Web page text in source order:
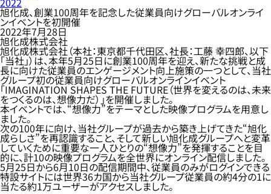
旭化成、創業100周年を記念した従業員向けグローバルオンライ
ンイベントを初開催
2022年7月28日
旭化成株式会社
旭化成株式会社（本社：東京都千代田区、社長：工藤 幸四郎、以下
「当社」）は、本年5月25日に創業100周年を迎え、新たな挑戦と成
長に向けた従業員のエンゲージメント向上施策の一つとして、当社
グループ初の従業員向けグローバルオンラインイベント
「IMAGINATION SHAPES THE FUTURE（世界を変えるのは、未来
をつくるのは、想像力だ）」を開催しました。
本イベントでは、“想像力”をテーマとした映像プログラムを用意し
ました。
次の100年に向け、当社グループが過去から築き上げてきた“旭化
成らしさ”を再認識すること、そして新しい旭化成グループへと変革
していくために重要な一人ひとりの“想像力”を発揮することを目
的に、計10の映像プログラムを全世界にオンライン配信しました。
5月25日から6月10日の配信期間中、従業員のみがログインできる
特設サイトには世界36カ国から当社グループ従業員の約4分の1に
当たる約1万ユーザーがアクセスしました。